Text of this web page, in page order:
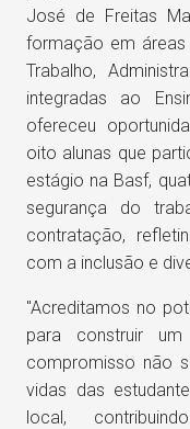
José de Freitas
formação em
Trabalho,
integradas ao
ofereceu
oito alunas que
estágio na Basf,
segurança do
contratação,
com a inclusão e
"Acreditamos no
para construir
compromisso não
vidas das
local,